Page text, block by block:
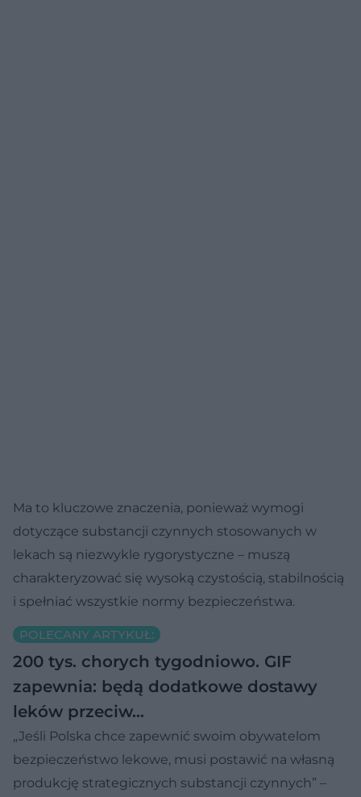
Ma to kluczowe znaczenia, ponieważ wymogi
dotyczące substancji czynnych stosowanych w
lekach są niezwykle rygorystyczne – muszą
charakteryzować się wysoką czystością, stabilnością
i spełniać wszystkie normy bezpieczeństwa.
POLECANY ARTYKUŁ:
200 tys. chorych tygodniowo. GIF
zapewnia: będą dodatkowe dostawy
leków przeciw…
„Jeśli Polska chce zapewnić swoim obywatelom
bezpieczeństwo lekowe, musi postawić na własną
produkcję strategicznych substancji czynnych” –